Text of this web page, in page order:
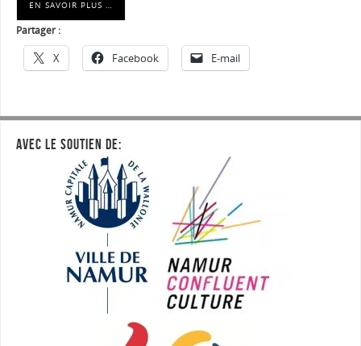
EN SAVOIR PLUS …
Partager :
X Facebook E-mail
AVEC LE SOUTIEN DE: